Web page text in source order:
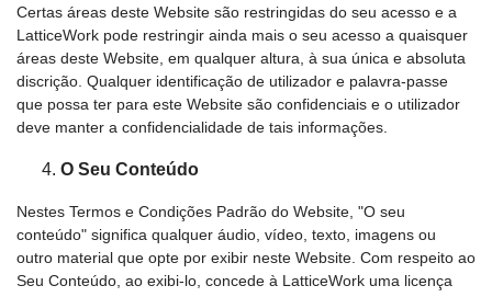
Certas áreas deste Website são restringidas do seu acesso e a
LatticeWork pode restringir ainda mais o seu acesso a quaisquer
áreas deste Website, em qualquer altura, à sua única e absoluta
discrição. Qualquer identificação de utilizador e palavra-passe
que possa ter para este Website são confidenciais e o utilizador
deve manter a confidencialidade de tais informações.
O Seu Conteúdo
Nestes Termos e Condições Padrão do Website, "O seu
conteúdo" significa qualquer áudio, vídeo, texto, imagens ou
outro material que opte por exibir neste Website. Com respeito ao
Seu Conteúdo, ao exibi-lo, concede à LatticeWork uma licença